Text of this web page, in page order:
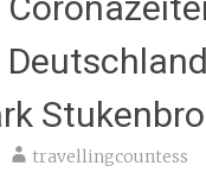
travellingcountess